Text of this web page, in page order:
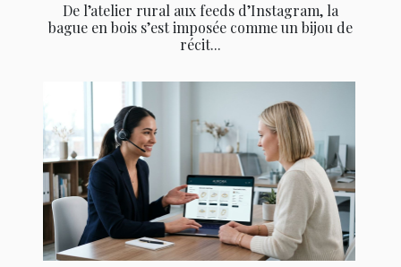
De l’atelier rural aux feeds d’Instagram, la
bague en bois s’est imposée comme un bijou de
récit...